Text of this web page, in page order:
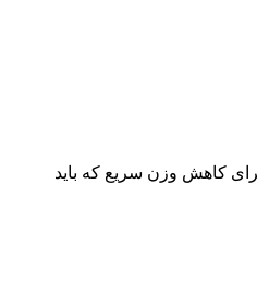
کاهش وزن سریع که باید